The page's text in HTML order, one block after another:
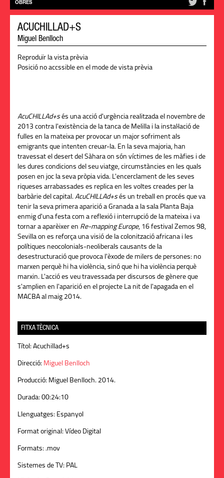
OBRES
ACUCHILLAD+S
Miguel Benlloch
Reproduïr la vista prèvia
Posició no accssible en el mode de vista prèvia
AcuCHILLAd+sés una acció d'urgència realitzada el novembre de
2013 contra l'existència de la tanca de Melilla i la instal·lació de
fulles en la mateixa per provocar un major sofriment als
emigrants que intenten creuar-la. En la seva majoria, han
travessat el desert del Sàhara on són víctimes de les màfies i de
les dures condicions del seu viatge, circumstàncies en les quals
posen en joc la seva pròpia vida. L'encerclament de les seves
riqueses arrabassades es replica en les voltes creades per la
barbàrie del capital. AcuCHILLAd+sés un treball en procés que va
tenir la seva primera aparició a Granada a la sala Planta Baja
enmig d'una festa com a reflexió i interrupció de la mateixa i va
tornar a aparèixer en Re-mapping Europe, 16 festival Zemos 98,
Sevilla on es reforça una visió de la colonització africana i les
polítiques neocolonials-neoliberals causants de la
desestructuració que provoca l'èxode de milers de persones: no
marxen perquè hi ha violència, sinó que hi ha violència perquè
marxin. L'acció es veu travessada per discursos de gènere que
s'amplien en l'aparició en el projecte La nit de l'apagada en el
MACBA al maig 2014.
FITXA TÈCNICA
Títol: Acuchillad+s
Direcció: Miguel Benlloch
Producció: Miguel Benlloch. 2014.
Durada: 00:24:10
Llenguatges: Espanyol
Format original: Vídeo Digital
Formats: .mov
Sistemes de TV: PAL